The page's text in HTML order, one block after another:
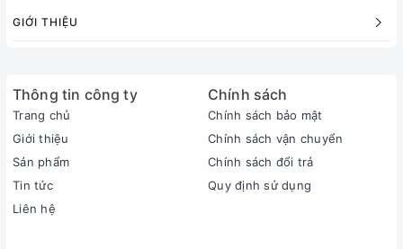
GIỚI THIỆU
Thông tin công ty
Trang chủ
Giới thiệu
Sản phẩm
Tin tức
Liên hệ
Chính sách
Chính sách bảo mật
Chính sách vận chuyển
Chính sách đổi trả
Quy định sử dụng